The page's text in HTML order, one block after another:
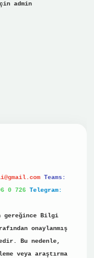
admin
Teams:
0 726 Telegram:
gereğince Bilgi
onaylanmış
Bu nedenle,
veya araştırma